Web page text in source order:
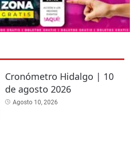
Cronómetro Hidalgo | 10
de agosto 2026
Agosto 10, 2026